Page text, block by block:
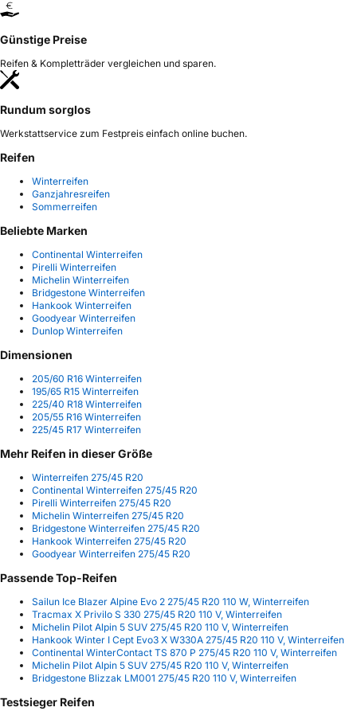
Günstige Preise
Reifen & Kompletträder vergleichen und sparen.
Rundum sorglos
Werkstattservice zum Festpreis einfach online buchen.
Reifen
Winterreifen
Ganzjahresreifen
Sommerreifen
Beliebte Marken
Continental Winterreifen
Pirelli Winterreifen
Michelin Winterreifen
Bridgestone Winterreifen
Hankook Winterreifen
Goodyear Winterreifen
Dunlop Winterreifen
Dimensionen
205/60 R16 Winterreifen
195/65 R15 Winterreifen
225/40 R18 Winterreifen
205/55 R16 Winterreifen
225/45 R17 Winterreifen
Mehr Reifen in dieser Größe
Winterreifen 275/45 R20
Continental Winterreifen 275/45 R20
Pirelli Winterreifen 275/45 R20
Michelin Winterreifen 275/45 R20
Bridgestone Winterreifen 275/45 R20
Hankook Winterreifen 275/45 R20
Goodyear Winterreifen 275/45 R20
Passende Top-Reifen
Sailun Ice Blazer Alpine Evo 2 275/45 R20 110 W, Winterreifen
Tracmax X Privilo S 330 275/45 R20 110 V, Winterreifen
Michelin Pilot Alpin 5 SUV 275/45 R20 110 V, Winterreifen
Hankook Winter I Cept Evo3 X W330A 275/45 R20 110 V, Winterreifen
Continental WinterContact TS 870 P 275/45 R20 110 V, Winterreifen
Michelin Pilot Alpin 5 SUV 275/45 R20 110 V, Winterreifen
Bridgestone Blizzak LM001 275/45 R20 110 V, Winterreifen
Testsieger Reifen